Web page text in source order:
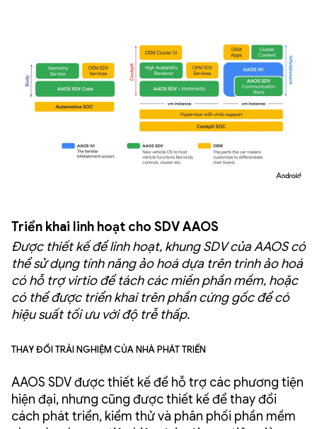
Triển khai linh hoạt cho SDV AAOS
Được thiết kế để linh hoạt, khung SDV của AAOS có
thể sử dụng tính năng ảo hoá dựa trên trình ảo hoá
có hỗ trợ virtio để tách các miền phần mềm, hoặc
có thể được triển khai trên phần cứng gốc để có
hiệu suất tối ưu với độ trễ thấp.
Thay đổi trải nghiệm của nhà phát triển
AAOS SDV được thiết kế để hỗ trợ các phương tiện
hiện đại, nhưng cũng được thiết kế để thay đổi
cách phát triển, kiểm thử và phân phối phần mềm